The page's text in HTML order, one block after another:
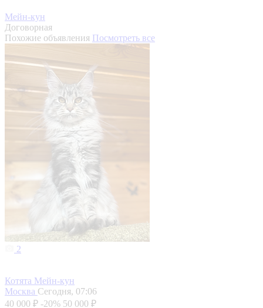
Мейн-кун
Договорная
Похожие объявления Посмотреть все
2
Котята Мейн-кун
Москва Сегодня, 07:06
40 000 ₽ -20% 50 000 ₽